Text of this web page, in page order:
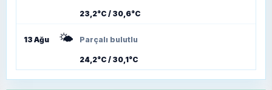
23,2°C / 30,6°C
13 Ağu 🌤️ Parçalı bulutlu
24,2°C / 30,1°C